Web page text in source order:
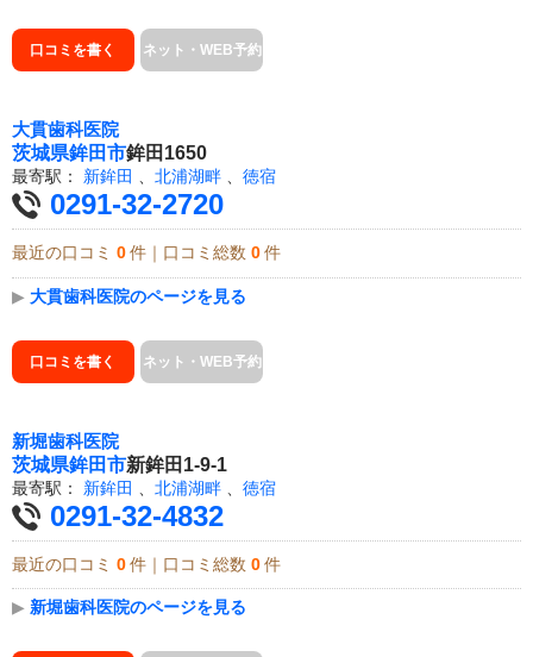
口コミを書く ネット・WEB予約
大貫歯科医院
茨城県鉾田市鉾田1650
最寄駅： 新鉾田 北浦湖畔 徳宿
0291-32-2720
最近の口コミ 0 件｜口コミ総数 0 件
▶ 大貫歯科医院のページを見る
口コミを書く ネット・WEB予約
新堀歯科医院
茨城県鉾田市新鉾田1-9-1
最寄駅： 新鉾田 北浦湖畔 徳宿
0291-32-4832
最近の口コミ 0 件｜口コミ総数 0 件
▶ 新堀歯科医院のページを見る